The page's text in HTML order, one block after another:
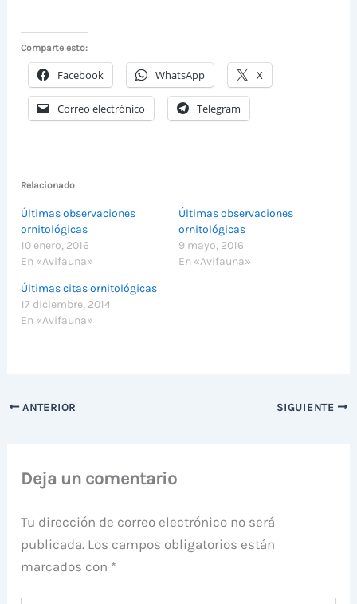
Comparte esto:
Facebook WhatsApp X
Correo electrónico Telegram
Relacionado
Últimas observaciones
ornitológicas
10 enero, 2016
En «Avifauna»
Últimas observaciones
ornitológicas
9 mayo, 2016
En «Avifauna»
Últimas citas ornitológicas
17 diciembre, 2014
En «Avifauna»
ANTERIOR SIGUIENTE
Deja un comentario
Tu dirección de correo electrónico no será
publicada. Los campos obligatorios están
marcados con *